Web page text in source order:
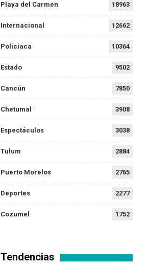
Playa del Carmen 18963
Internacional 12662
Policiaca 10364
Estado 9502
Cancún 7850
Chetumal 3908
Espectáculos 3038
Tulum 2884
Puerto Morelos 2765
Deportes 2277
Cozumel 1752
Tendencias